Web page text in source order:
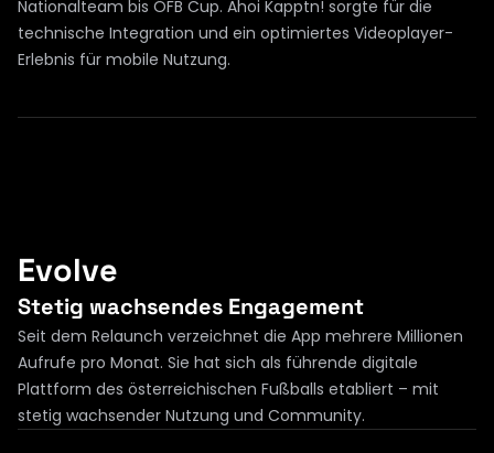
Nationalteam bis ÖFB Cup. Ahoi Kapptn! sorgte für die
technische Integration und ein optimiertes Videoplayer-
Erlebnis für mobile Nutzung.
Evolve
Stetig wachsendes Engagement
Seit dem Relaunch verzeichnet die App mehrere Millionen
Aufrufe pro Monat. Sie hat sich als führende digitale
Plattform des österreichischen Fußballs etabliert – mit
stetig wachsender Nutzung und Community.